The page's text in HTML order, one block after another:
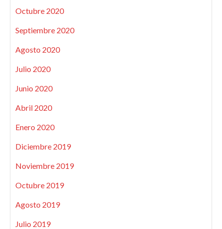
Octubre 2020
Septiembre 2020
Agosto 2020
Julio 2020
Junio 2020
Abril 2020
Enero 2020
Diciembre 2019
Noviembre 2019
Octubre 2019
Agosto 2019
Julio 2019